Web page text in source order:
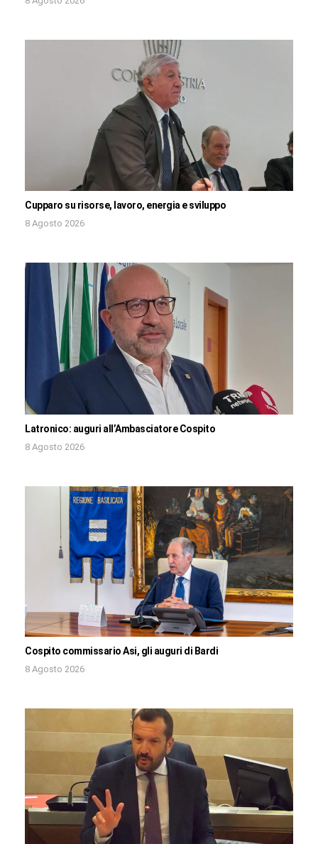
Cupparo su risorse, lavoro, energia e sviluppo
8 Agosto 2026
Latronico: auguri all’Ambasciatore Cospito
8 Agosto 2026
Cospito commissario Asi, gli auguri di Bardi
8 Agosto 2026